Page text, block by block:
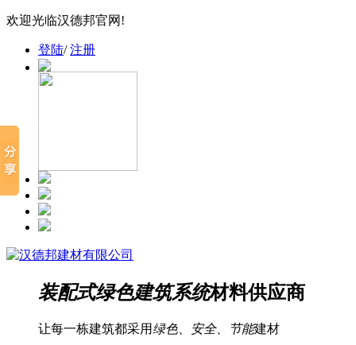
欢迎光临汉德邦官网!
登陆/注册
装配式绿色建筑系统材料供应商
让每一栋建筑都采用 绿色、安全、节能建材